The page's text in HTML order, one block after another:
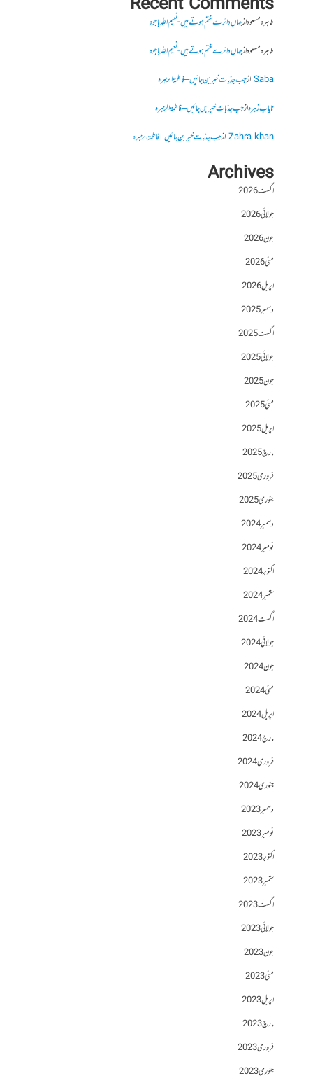
طاہرہ مسعودازجہاں دائرے ختم ہوتے ہیں- نعیم اللہ باجوہ
طاہرہ مسعودازجہاں دائرے ختم ہوتے ہیں- نعیم اللہ باجوہ
Sabaازجب جذبات خبر بن جائیں – فاطمۃالزہرہ
نایاب زہرہازجب جذبات خبر بن جائیں – فاطمۃالزہرہ
Zahra khanازجب جذبات خبر بن جائیں – فاطمۃالزہرہ
Archives
اگست 2026
جولائی 2026
جون 2026
مئی 2026
اپریل 2026
دسمبر 2025
اگست 2025
جولائی 2025
جون 2025
مئی 2025
اپریل 2025
مارچ 2025
فروری 2025
جنوری 2025
دسمبر 2024
نومبر 2024
اکتوبر 2024
ستمبر 2024
اگست 2024
جولائی 2024
جون 2024
مئی 2024
اپریل 2024
مارچ 2024
فروری 2024
جنوری 2024
دسمبر 2023
نومبر 2023
اکتوبر 2023
ستمبر 2023
اگست 2023
جولائی 2023
جون 2023
مئی 2023
اپریل 2023
مارچ 2023
فروری 2023
جنوری 2023